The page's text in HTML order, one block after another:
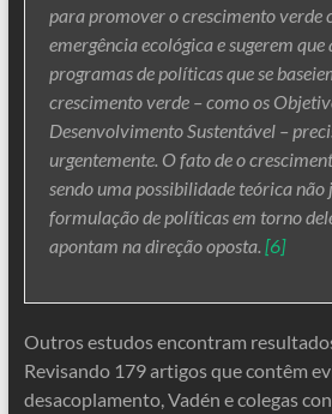
para promover o crescimento verde
emergência ecológica e sugerem que
programas de políticas que se
crescimento verde – como os
Desenvolvimento Sustentável –
urgentemente. O fato de o
sendo uma possibilidade teórica não
formulação de políticas em torno
apontam na direção oposta. [6]
Outros estudos encontram
Revisando 179 artigos que contêm
desacoplamento, Vadén e colegas